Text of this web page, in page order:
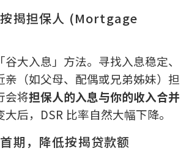
揭担保人 (Mortgage
大入息」方法。寻找入息稳定、
亲（如父母、配偶或兄弟姊妹）担
会将担保人的入息与你的收入合并
大后，DSR 比率自然大幅下降。
期，降低按揭贷款额